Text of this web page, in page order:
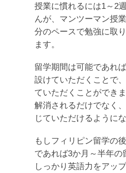
授業に慣れるには1～2
んが、マンツーマン授
分のペースで勉強に取
ます。
留学期間は可能であれ
設けていただくことで
ていただくことができ
解消されるだけでなく
じていただけるようにな
もしフィリピン留学の
であれば3か月～半年の
しっかり英語力をアッ